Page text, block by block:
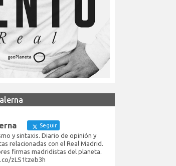
Seguir
y sintaxis. Diario de opinión y
relacionadas con el Real Madrid.
firmas madridistas del planeta.
zLS1tzeb3h